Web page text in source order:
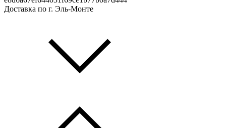
Доставка по г. Эль-Монте